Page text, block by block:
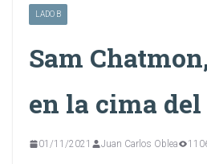
LADO B
Sam
en la cima
01/11/2021 Juan Carlos Oblea